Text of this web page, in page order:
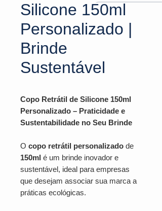
Silicone 150ml
Personalizado |
Brinde
Sustentável
Copo Retrátil de Silicone 150ml
Personalizado – Praticidade e
Sustentabilidade no Seu Brinde
O copo retrátil personalizado de
150ml é um brinde inovador e
sustentável, ideal para empresas
que desejam associar sua marca a
práticas ecológicas.